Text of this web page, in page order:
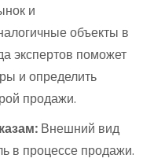
и
объекты в
экспертов поможет
и определить
продажи.
Внешний вид
в процессе продажи.